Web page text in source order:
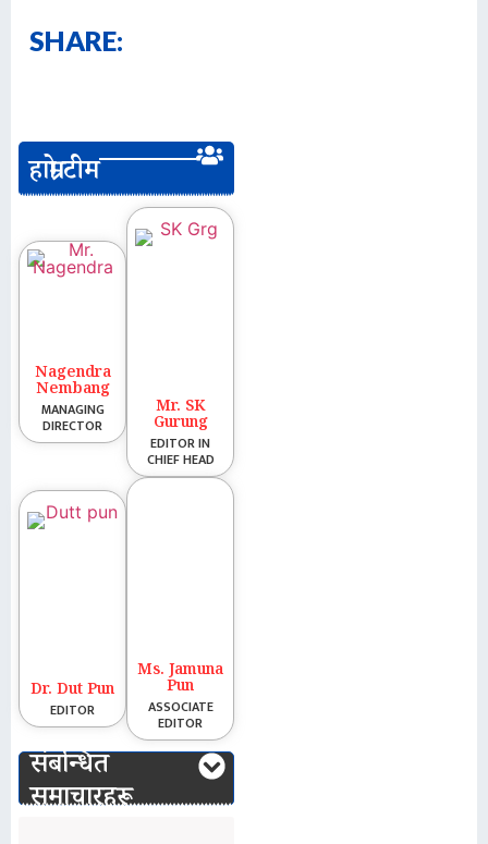
SHARE:
हाम्रो टीम
Nagendra
Nembang
MANAGING
DIRECTOR
Mr. SK
Gurung
EDITOR IN
CHIEF HEAD
Dr. Dut Pun
EDITOR
Ms. Jamuna
Pun
ASSOCIATE
EDITOR
संबन्धित
समाचारहरू